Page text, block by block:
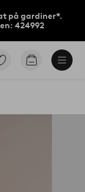
på gardiner*.
424992
Gå
Gå